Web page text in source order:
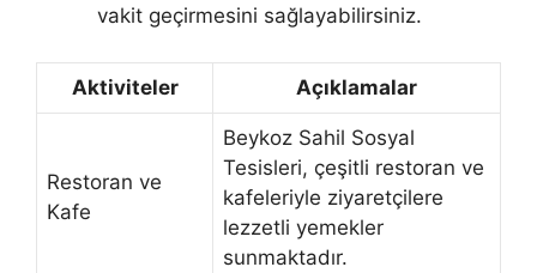
vakit geçirmesini sağlayabilirsiniz.
Aktiviteler Açıklamalar
Restoran ve
Kafe
Beykoz Sahil Sosyal
Tesisleri, çeşitli restoran ve
kafeleriyle ziyaretçilere
lezzetli yemekler
sunmaktadır.